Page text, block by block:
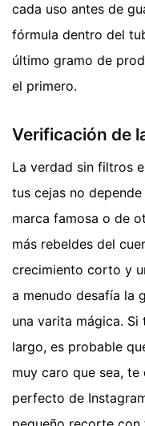
cada uso antes de
fórmula dentro del
último gramo de
el primero.
Verificación de
La verdad sin filtros
tus cejas no
marca famosa o de
más rebeldes del
crecimiento corto y
a menudo desafía la
una varita mágica.
largo, es probable
muy caro que sea,
perfecto de